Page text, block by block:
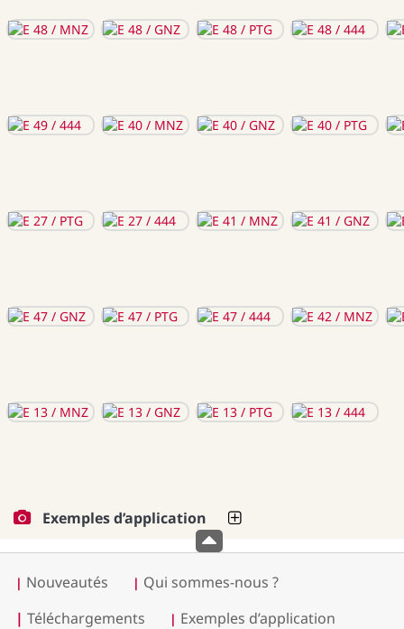
Exemples d’application
| Nouveautés | Qui sommes-nous ?
| Téléchargements | Exemples d’application